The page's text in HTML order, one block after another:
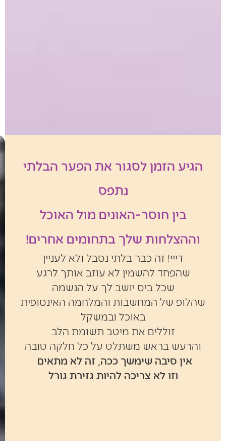
הגיע הזמן לסגור את הפער הבלתי
נתפס
בין חוסר-האונים מול האוכל
וההצלחות שלך בתחומים אחרים!
דייי! זה כבר בלתי נסבל ולא לעניין
שהפחד להשמין לא עוזב אותך לרגע
שכל ביס יושב לך על הנשמה
שהלופ של המחשבות והמלחמה האינסופית
באוכל ובמשקל
זוללים את מיטב תשומת הלב
והרעש בראש משתלט על כל חלקה טובה
אין סיבה שימשך ככה, זה לא מתאים
וזו לא צריכה להיות גזירת גורל